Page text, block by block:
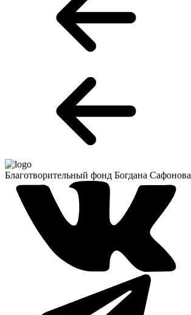
Благотворительный фонд Богдана Сафонова